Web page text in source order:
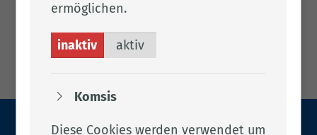
ermöglichen.
inaktiv aktiv
Komsis
Diese Cookies werden verwendet um